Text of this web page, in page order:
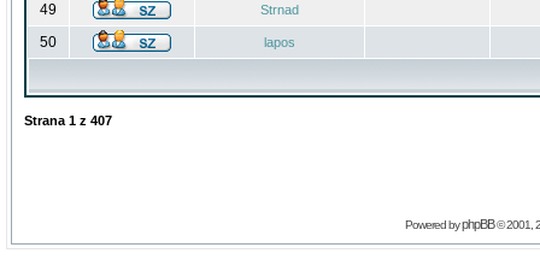
49 Strnad
50 lapos
Strana 1 z 407
Powered byphpBB© 2001,